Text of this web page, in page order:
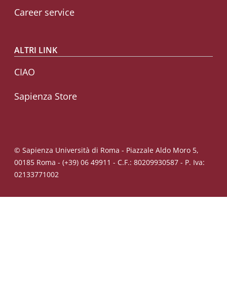
Career service
ALTRI LINK
CIAO
Sapienza Store
© Sapienza Università di Roma - Piazzale Aldo Moro 5,
00185 Roma - (+39) 06 49911 - C.F.: 80209930587 - P. Iva:
02133771002